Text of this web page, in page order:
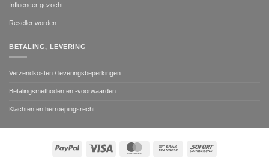
Influencer gezocht
Reseller worden
BETALING, LEVERING
Verzendkosten / leveringsbeperkingen
Betalingsmethoden en -voorwaarden
Klachten en herroepingsrecht
PayPal MasterCard
Bank
Sofort